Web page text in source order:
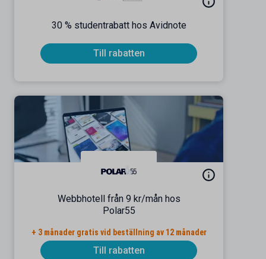
30 % studentrabatt hos Avidnote
Till rabatten
Webbhotell från 9 kr/mån hos
Polar55
+ 3 månader gratis vid beställning av 12 månader
Till rabatten